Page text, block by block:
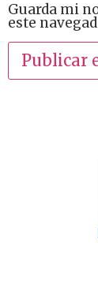
Guarda mi
este